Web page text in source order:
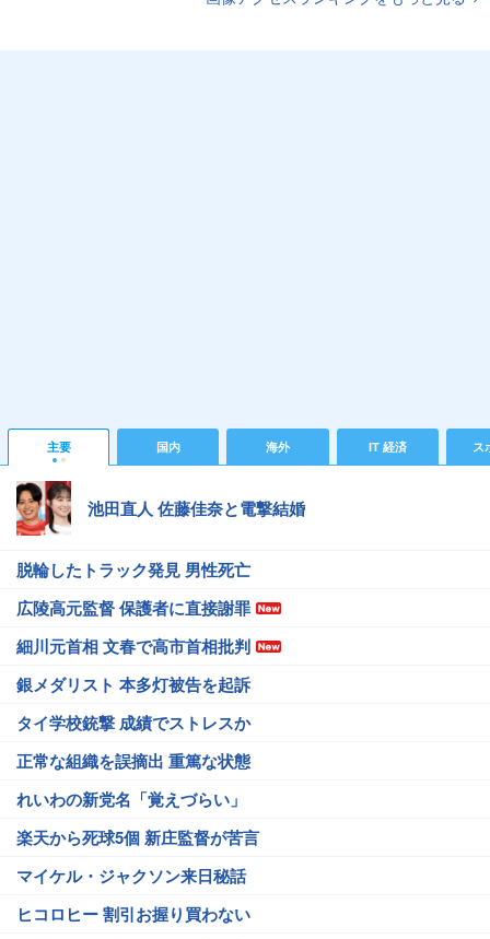
主要 国内 海外 IT 経済 ス
池田直人 佐藤佳奈と電撃結婚
脱輪したトラック発見 男性死亡
広陵高元監督 保護者に直接謝罪
細川元首相 文春で高市首相批判
銀メダリスト 本多灯被告を起訴
タイ学校銃撃 成績でストレスか
正常な組織を誤摘出 重篤な状態
れいわの新党名「覚えづらい」
楽天から死球5個 新庄監督が苦言
マイケル・ジャクソン来日秘話
ヒコロヒー 割引お握り買わない